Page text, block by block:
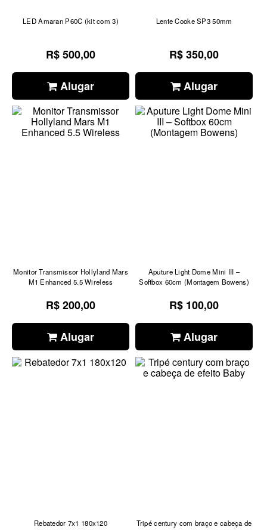
LED Amaran P60C (kit com 3)
R$ 500,00
Alugar
Lente Cooke SP3 50mm
R$ 350,00
Alugar
Monitor Transmissor Hollyland Mars
M1 Enhanced 5.5 Wireless
R$ 200,00
Alugar
Aputure Light Dome Mini III –
Softbox 60cm (Montagem Bowens)
R$ 100,00
Alugar
Rebatedor 7x1 180x120
Tripé century com braço e cabeça de